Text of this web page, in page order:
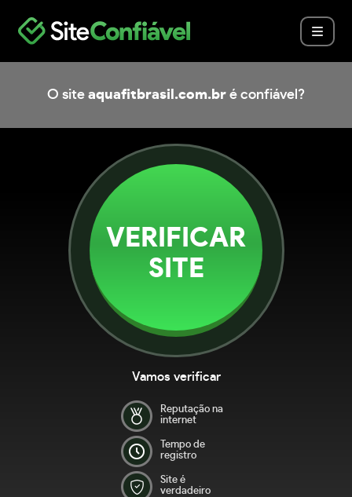
O site aquafitbrasil.com.br é confiável?
VERIFICAR
SITE
Vamos verificar
Reputação na
internet
Tempo de
registro
Site é
verdadeiro